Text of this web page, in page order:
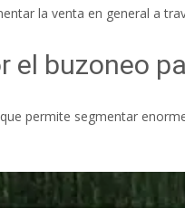
la venta en general a
el buzoneo
permite segmentar